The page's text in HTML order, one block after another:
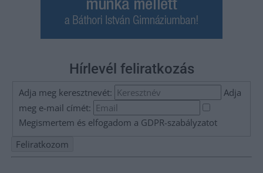
Hírlevél feliratkozás
Adja meg keresztnevét:
Adja
meg e-mail címét:
Megismertem és elfogadom a GDPR-szabályzatot